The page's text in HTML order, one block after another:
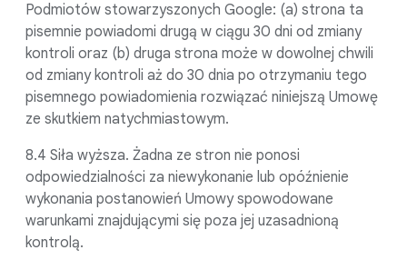
Podmiotów stowarzyszonych Google: (a) strona ta
pisemnie powiadomi drugą w ciągu 30 dni od zmiany
kontroli oraz (b) druga strona może w dowolnej chwili
od zmiany kontroli aż do 30 dnia po otrzymaniu tego
pisemnego powiadomienia rozwiązać niniejszą Umowę
ze skutkiem natychmiastowym.
8.4 Siła wyższa. Żadna ze stron nie ponosi
odpowiedzialności za niewykonanie lub opóźnienie
wykonania postanowień Umowy spowodowane
warunkami znajdującymi się poza jej uzasadnioną
kontrolą.